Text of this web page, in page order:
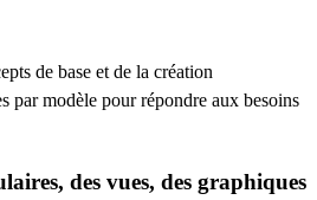
de base et de la création
par modèle pour répondre aux besoins
des vues, des graphiques